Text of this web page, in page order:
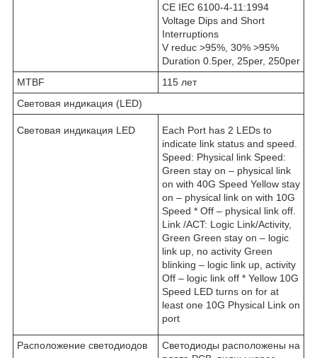
CE IEC 6100-4-11:1994
Voltage Dips and Short
Interruptions
V reduc >95%, 30% >95%
Duration 0.5per, 25per, 250per
MTBF
115 лет
Световая индикация (LED)
Световая индикация LED
Each Port has 2 LEDs to
indicate link status and speed.
Speed: Physical link Speed:
Green stay on – physical link
on with 40G Speed Yellow stay
on – physical link on with 10G
Speed * Off – physical link off.
Link /ACT: Logic Link/Activity,
Green Green stay on – logic
link up, no activity Green
blinking – logic link up, activity
Off – logic link off * Yellow 10G
Speed LED turns on for at
least one 10G Physical Link on
port
Расположение светодиодов
Светодиоды расположены на